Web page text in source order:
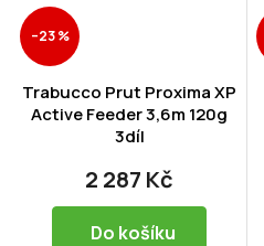
–23 %
Trabucco Prut Proxima XP
Active Feeder 3,6m 120g
3díl
2 287 Kč
Do košíku